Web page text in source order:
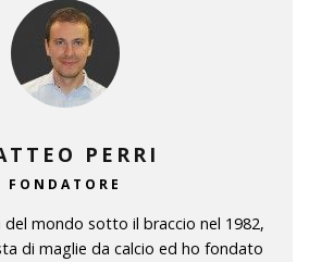
PERRI
FONDATORE
mondo sotto il braccio nel 1982,
di maglie da calcio ed ho fondato